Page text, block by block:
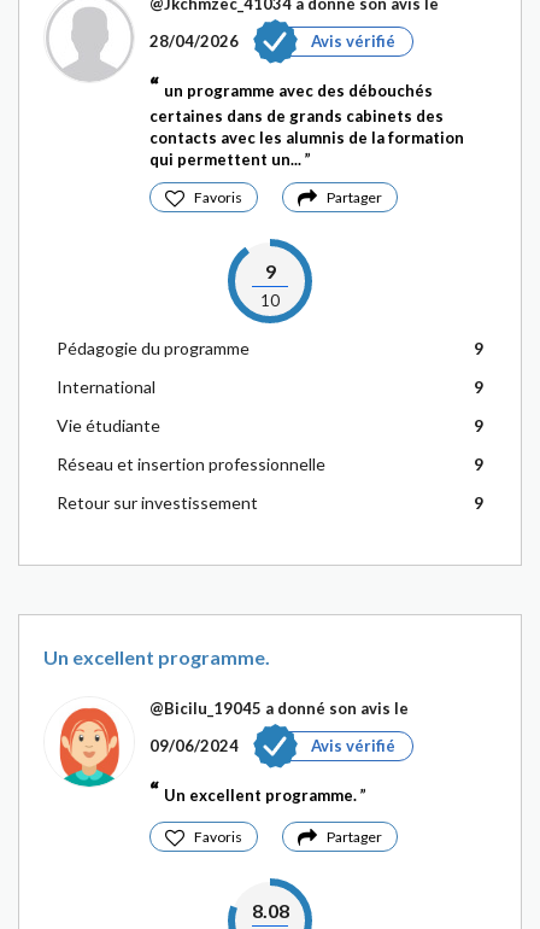
28/04/2026
Avis vérifié
un programme avec des débouchés
certaines dans de grands cabinets des
contacts avec les alumnis de la formation
qui permettent un...
Favoris Partager
9
10
Pédagogie du programme
9
International
9
Vie étudiante
9
Réseau et insertion professionnelle
9
Retour sur investissement
9
Un excellent programme.
@Bicilu_19045 a donné son avis le
09/06/2024
Avis vérifié
Un excellent programme.
Favoris Partager
8.08